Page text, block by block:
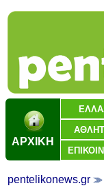
ΑΡΧΙΚΗ
pentelikonews.gr